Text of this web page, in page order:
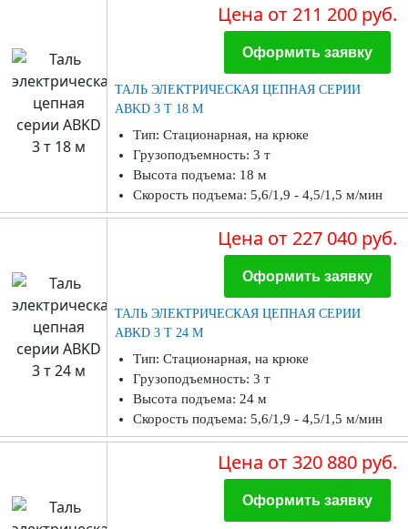
Цена от 211 200 руб.
Оформить заявку
ТАЛЬ ЭЛЕКТРИЧЕСКАЯ ЦЕПНАЯ СЕРИИ
ABKD 3 Т 18 М
Тип: Стационарная, на крюке
Грузоподъемность: 3 т
Высота подъема: 18 м
Скорость подъема: 5,6/1,9 - 4,5/1,5 м/мин
Цена от 227 040 руб.
Оформить заявку
ТАЛЬ ЭЛЕКТРИЧЕСКАЯ ЦЕПНАЯ СЕРИИ
ABKD 3 Т 24 М
Тип: Стационарная, на крюке
Грузоподъемность: 3 т
Высота подъема: 24 м
Скорость подъема: 5,6/1,9 - 4,5/1,5 м/мин
Цена от 320 880 руб.
Оформить заявку